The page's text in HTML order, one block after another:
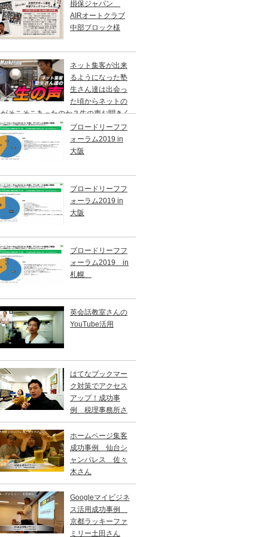
損保ジャパン
AIRオートクラブ
中部ブロック様
ネット集客が出来
るようになった塾
生さん達は出会っ
た頃からネットの
そこそこあったのか？生の声お聞きく
。
ブロードリーフフ
ォーラム2019 in
大阪
ブロードリーフフ
ォーラム2019 in
大阪
ブロードリーフフ
ォーラム2019 in
札幌
英会話教室さんの
YouTube活用
はてなブックマー
ク対策でアクセス
アップ！成功事
例 税理事務所さ
ホームページ集客
成功事例 仙台シ
ャンパレス 佐々
木さん
Googleマイビジネ
ス活用成功事例
京都ラッキーファ
ミリー土田さん